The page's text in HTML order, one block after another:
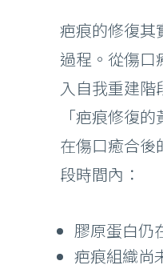
疤痕的修復其
過程。從傷口
入自我重建階
「疤痕修復
在傷口癒合後
段時間內：
膠原蛋白仍
疤痕組織尚